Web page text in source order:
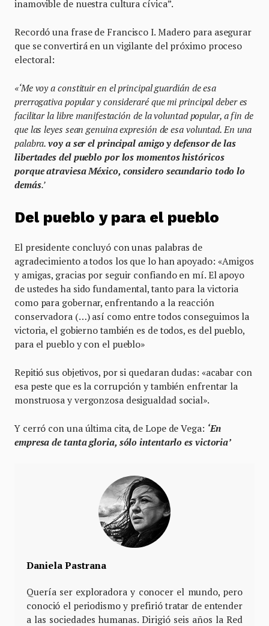
inamovible de nuestra cultura cívica”.
Recordó una frase de Francisco I. Madero para asegurar
que se convertirá en un vigilante del próximo proceso
electoral:
«‘Me voy a constituir en el principal guardián de esa
prerrogativa popular y consideraré que mi principal deber es
facilitar la libre manifestación de la voluntad popular, a fin de
que las leyes sean genuina expresión de esa voluntad. En una
palabra.voy a ser el principal amigo y defensor de las
libertades del pueblo por los momentos históricos
porque atraviesa México, considero secundario todo lo
demás.’
Del pueblo y para el pueblo
El presidente concluyó con unas palabras de
agradecimiento a todos los que lo han apoyado: «Amigos
y amigas, gracias por seguir confiando en mí. El apoyo
de ustedes ha sido fundamental, tanto para la victoria
como para gobernar, enfrentando a la reacción
conservadora (…) así como entre todos conseguimos la
victoria, el gobierno también es de todos, es del pueblo,
para el pueblo y con el pueblo»
Repitió sus objetivos, por si quedaran dudas: «acabar con
esa peste que es la corrupción y también enfrentar la
monstruosa y vergonzosa desigualdad social».
Y cerró con una última cita, de Lope de Vega: ‘En
empresa de tanta gloria, sólo intentarlo es victoria’
Daniela Pastrana
Quería ser exploradora y conocer el mundo, pero
conoció el periodismo y prefirió tratar de entender
a las sociedades humanas. Dirigió seis años la Red